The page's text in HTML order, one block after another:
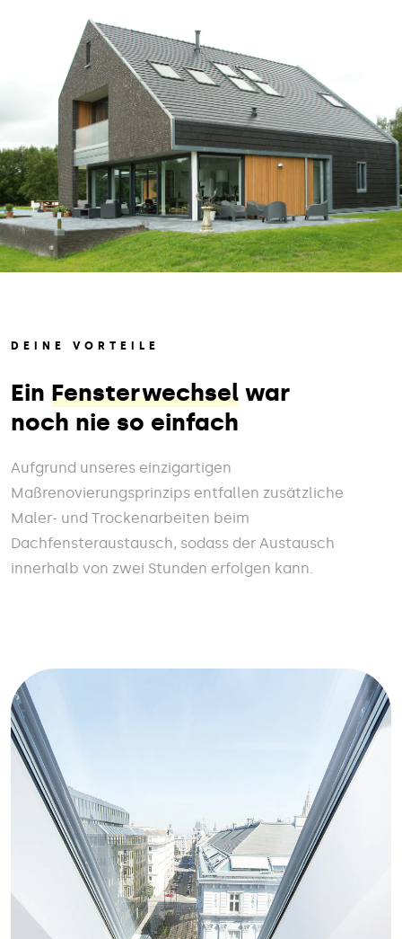
DEINE VORTEILE
Ein Fensterwechsel war
noch nie so einfach
Aufgrund unseres einzigartigen
Maßrenovierungsprinzips entfallen zusätzliche
Maler- und Trockenarbeiten beim
Dachfensteraustausch, sodass der Austausch
innerhalb von zwei Stunden erfolgen kann.